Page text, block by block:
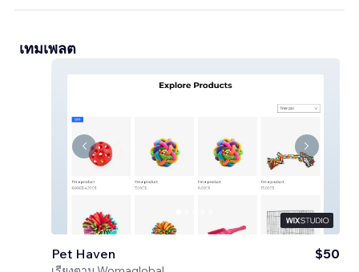
เทมเพลต
Pet Haven $50